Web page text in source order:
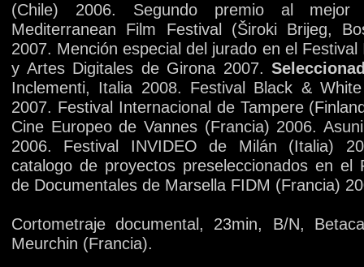
(Chile) 2006. Segundo premio al mejor
Mediterranean Film Festival (Široki Brijeg,
2007. Mención especial del jurado en el
y Artes Digitales de Girona 2007.
Inclementi, Italia 2008. Festival Black &
2007. Festival Internacional de Tampere
Cine Europeo de Vannes (Francia) 2006.
2006. Festival INVIDEO de Milán (Italia)
catalogo de proyectos preseleccionados en el
de Documentales de Marsella FIDM (Francia)
Cortometraje documental, 23min, B/N,
Meurchin (Francia).